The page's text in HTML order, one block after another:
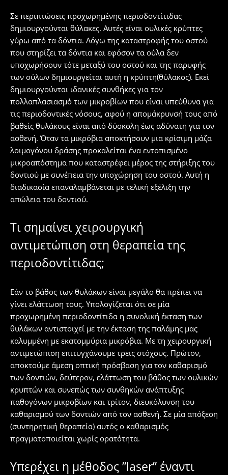
Σε περιπτώσεις προχωρημένης περιοδοντίτιδας
δημιουργούνται θύλακες. Αυτές είναι ουλικές κρύπτες
γύρω από τα δόντια. Λόγω της καταστροφής του οστού
που στηρίζει τα δόντια και εφόσον τα ούλα δεν
υποχωρήσουν τότε μεταξύ του οστού και της παρυφής
των ούλων δημιουργείται αυτή η κρύπτη(θύλακος). Εκεί
δημιουργούνται ιδανικές συνθήκες για τον
πολλαπλασιασμό των μικροβίων που είναι υπεύθυνα για
τις περιοδοντικές νόσους, αφού η απομάκρυνσή τους από
βαθείς θυλάκους είναι από δύσκολη έως αδύνατη για τον
ασθενή. Όταν τα μικρόβια αποκτήσουν μια κρίσιμη μάζα
λοιμογόνου δράσης προκαλείται ένα εντοπισμένο
μικροαπόστημα που καταστρέφει μέρος της στήριξης του
δοντιού με συνέπεια την υποχώρηση του οστού. Αυτή η
διαδικασία επαναλαμβάνεται με τελική εξέλιξη την
απώλεια του δοντιού.
Τι σημαίνει χειρουργική
αντιμετώπιση στη θεραπεία της
περιοδοντίτιδας;
Εάν το βάθος των θυλάκων είναι μεγάλο θα πρέπει να
γίνει ελάττωση τους. Υπολογίζεται ότι σε μία
προχωρημένη περιοδοντίτιδα η συνολική έκταση των
θυλάκων αντιστοιχεί με την έκταση της παλάμης μας
καλυμμένη με εκατομμύρια μικρόβια. Με τη χειρουργική
αντιμετώπιση επιτυγχάνουμε τρεις στόχους. Πρώτον,
αποκτούμε άμεση οπτική πρόσβαση για τον καθαρισμό
των δοντιών, δεύτερον, ελάττωση του βάθος των ουλικών
κρυπτών και συνεπώς των συνθηκών ανάπτυξης
παθογόνων μικροβίων και τρίτον, διευκόλυνση του
καθαρισμού των δοντιών από τον ασθενή. Σε μία απόξεση
(συντηρητική θεραπεία) αυτός ο καθαρισμός
πραγματοποιείται χωρίς ορατότητα.
Υπερέχει η μέθοδος ”laser” έναντι